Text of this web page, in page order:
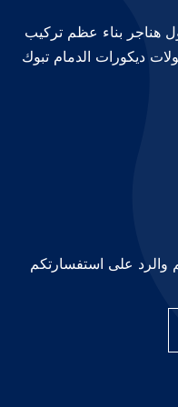
هناجر بناء عظم تركيب
ديكورات الدمام تبوك
على استفسارتكم